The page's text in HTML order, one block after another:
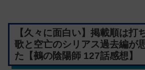
【久々に面白い】掲載順は打
歌と空亡のシリアス過去編が
た【鵺の陰陽師 127話感想】